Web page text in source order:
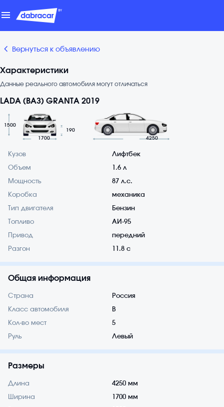
menu
chevron_backward Вернуться к объявлению
Характеристики
Данные реального автомобиля могут отличаться
LADA (ВАЗ) GRANTA 2019
1700
1500
190
4250
Кузов Лифтбек
Объем 1.6 л
Мощность 87 л.с.
Коробка механика
Тип двигателя Бензин
Топливо АИ-95
Привод передний
Разгон 11.8 с
Общая информация
Страна Россия
Класс автомобиля B
Кол-во мест 5
Руль Левый
Размеры
Длина 4250 мм
Ширина 1700 мм